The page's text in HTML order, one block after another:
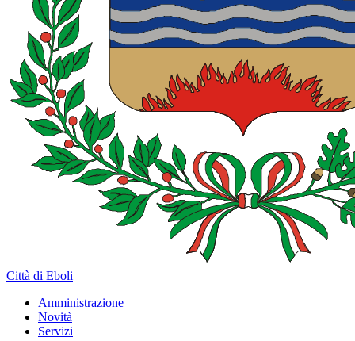
Città di Eboli
Amministrazione
Novità
Servizi